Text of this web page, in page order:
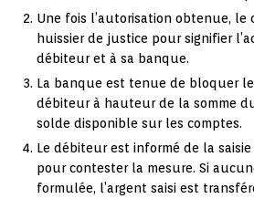
Une fois l’autorisation obtenue, le
huissier de justice pour signifier
débiteur et à sa banque.
La banque est tenue de bloquer
débiteur à hauteur de la somme
solde disponible sur les comptes.
Le débiteur est informé de la
pour contester la mesure. Si
formulée, l’argent saisi est